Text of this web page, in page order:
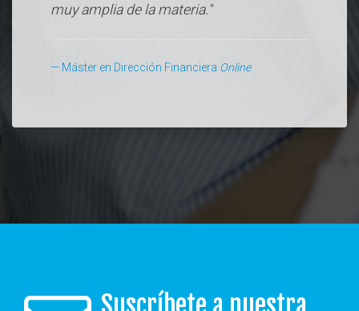
muy amplia de la materia."
Máster en Dirección Financiera Online